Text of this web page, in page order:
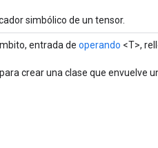
simbólico de un tensor.
entrada de operando <T>,
crear una clase que envuelve